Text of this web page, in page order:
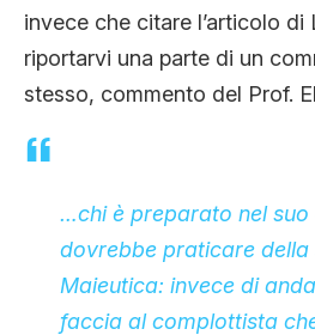
invece che citare l’articolo di
riportarvi una parte di un
stesso, commento del Prof.
…chi è preparato nel suo
dovrebbe praticare
Maieutica: invece di
faccia al complottista